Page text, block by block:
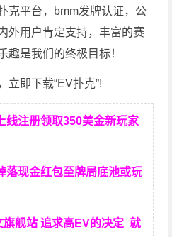
克平台，bmm发牌认证，公
外用户肯定支持，丰富的赛
趣是我们的终极目标！
立即下载“EV扑克”!
线注册领取350美金新玩家
落现金红包至牌局底池或玩
旗舰站 追求高EV的决定就